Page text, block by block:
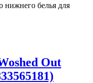
нижнего белья для
Out